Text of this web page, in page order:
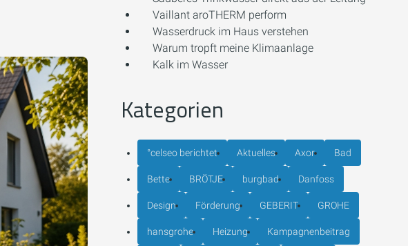
Vaillant aroTHERM perform
Wasserdruck im Haus verstehen
Warum tropft meine Klimaanlage
Kalk im Wasser
Kategorien
°celseo berichtet Aktuelles Axor Bad
Bette BRÖTJE burgbad Danfoss
Design Förderung GEBERIT GROHE
hansgrohe Heizung Kampagnenbeitrag